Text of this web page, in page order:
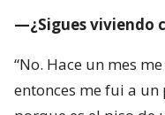
—¿Sigues viviendo
“No. Hace un mes
entonces me fui a un